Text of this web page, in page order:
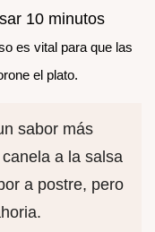
10 minutos
es vital para que las
el plato.
sabor más
a la salsa
a postre, pero